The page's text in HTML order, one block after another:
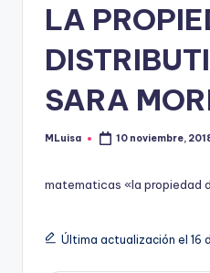
LA
SARA
Publicado
MLuisa 10 noviembre,
matematicas «la propiedad
Última actualización el 16